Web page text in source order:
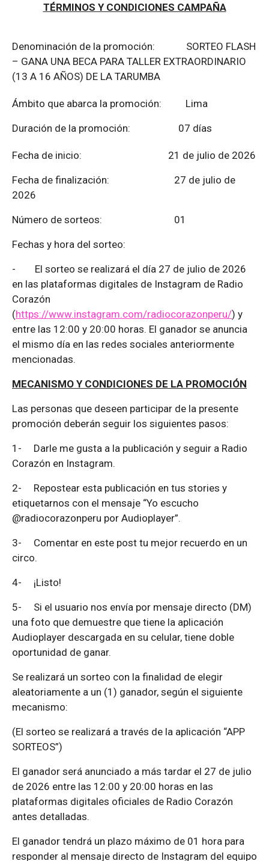
TÉRMINOS Y CONDICIONES CAMPAÑA
Denominación de la promoción: SORTEO FLASH
– GANA UNA BECA PARA TALLER EXTRAORDINARIO
(13 A 16 AÑOS) DE LA TARUMBA
Ámbito que abarca la promoción: Lima
Duración de la promoción: 07 días
Fecha de inicio: 21 de julio de 2026
Fecha de finalización:
27 de julio de
2026
Número de sorteos: 01
Fechas y hora del sorteo:
- El sorteo se realizará el día 27 de julio de 2026
en las plataformas digitales de Instagram de Radio
Corazón
(https://www.instagram.com/radiocorazonperu/) y
entre las 12:00 y 20:00 horas. El ganador se anuncia
el mismo día en las redes sociales anteriormente
mencionadas.
MECANISMO Y CONDICIONES DE LA PROMOCIÓN
Las personas que deseen participar de la presente
promoción deberán seguir los siguientes pasos:
1- Darle me gusta a la publicación y seguir a Radio
Corazón en Instagram.
2- Repostear esta publicación en tus stories y
etiquetarnos con el mensaje “Yo escucho
@radiocorazonperu por Audioplayer”.
3- Comentar en este post tu mejor recuerdo en un
circo.
4- ¡Listo!
5- Si el usuario nos envía por mensaje directo (DM)
una foto que demuestre que tiene la aplicación
Audioplayer descargada en su celular, tiene doble
oportunidad de ganar.
Se realizará un sorteo con la finalidad de elegir
aleatoriamente a un (1) ganador, según el siguiente
mecanismo:
(El sorteo se realizará a través de la aplicación “APP
SORTEOS”)
El ganador será anunciado a más tardar el 27 de julio
de 2026 entre las 12:00 y 20:00 horas en las
plataformas digitales oficiales de Radio Corazón
antes detalladas.
El ganador tendrá un plazo máximo de 01 hora para
responder al mensaje directo de Instagram del equipo